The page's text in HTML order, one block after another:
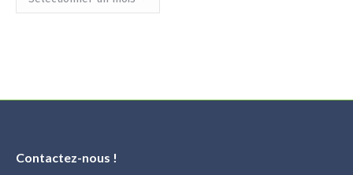
mensuelles
Contactez-nous !